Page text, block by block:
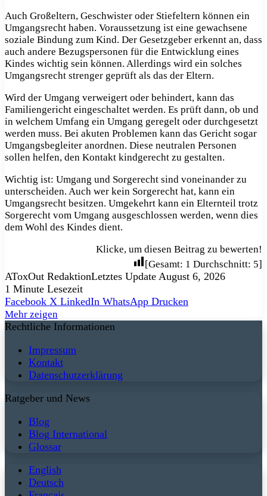
Auch Großeltern, Geschwister oder Stiefeltern können ein
Umgangsrecht haben. Voraussetzung ist eine gewachsene
soziale Bindung zum Kind. Der Gesetzgeber erkennt an, dass
auch andere Bezugspersonen für die Entwicklung eines
Kindes wichtig sein können. Allerdings wird ein solches
Umgangsrecht strenger geprüft als das der Eltern.
Wird der Umgang verweigert oder behindert, kann das
Familiengericht eingeschaltet werden. Es prüft dann, ob und
in welchem Umfang ein Umgang geregelt oder durchgesetzt
werden muss. Bei akuten Problemen kann das Gericht sogar
Umgangsbegleiter anordnen. Diese neutralen Personen
sollen helfen, den Kontakt kindgerecht zu gestalten.
Wichtig ist: Umgang und Sorgerecht sind voneinander zu
unterscheiden. Auch wer kein Sorgerecht hat, kann ein
Umgangsrecht besitzen. Umgekehrt kann ein Elternteil trotz
Sorgerecht vom Umgang ausgeschlossen werden, wenn dies
dem Wohl des Kindes dient.
Klicke, um diesen Beitrag zu bewerten!
[Gesamt: 1 Durchschnitt: 5]
AToxOut RedaktionLetztes Update August 6, 2026
1 Minute Lesezeit
Facebook X LinkedIn WhatsApp Drucken
Mehr zeigen
Rechtliche Informationen
Impressum
Kontakt
Datenschutzerklärung
Ratgeber und News
Blog
Blog International
Glossar
English
Deutsch